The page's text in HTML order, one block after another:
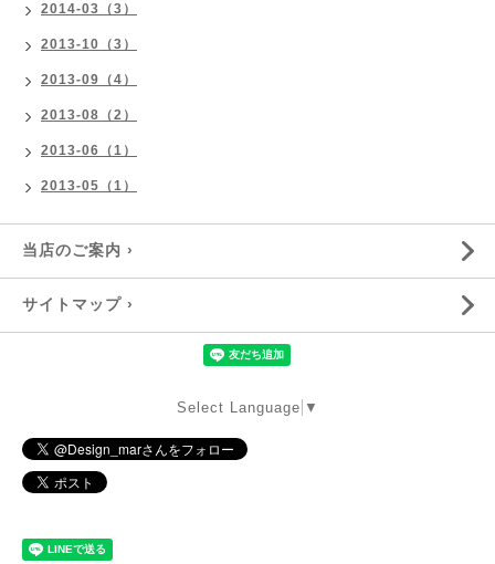
2014-03（3）
2013-10（3）
2013-09（4）
2013-08（2）
2013-06（1）
2013-05（1）
当店のご案内 ›
サイトマップ ›
Select Language ▼